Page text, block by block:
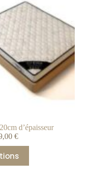
d’épaisseur
€